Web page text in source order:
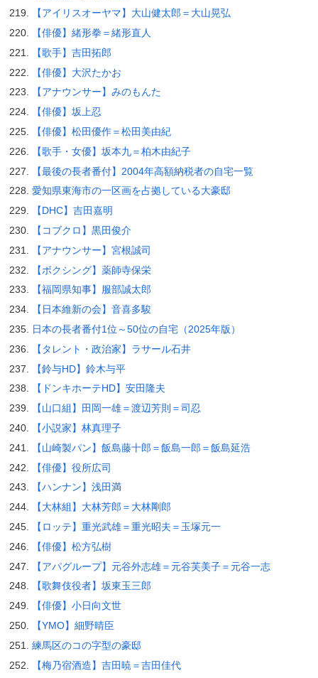
【アイリスオーヤマ】大山健太郎＝大山晃弘
【俳優】緒形拳＝緒形直人
【歌手】吉田拓郎
【俳優】大沢たかお
【アナウンサー】みのもんた
【俳優】坂上忍
【俳優】松田優作＝松田美由紀
【歌手・女優】坂本九＝柏木由紀子
【最後の長者番付】2004年高額納税者の自宅一覧
愛知県東海市の一区画を占拠している大豪邸
【DHC】吉田嘉明
【コブクロ】黒田俊介
【アナウンサー】宮根誠司
【ボクシング】薬師寺保栄
【福岡県知事】服部誠太郎
【日本維新の会】音喜多駿
日本の長者番付1位～50位の自宅（2025年版）
【タレント・政治家】ラサール石井
【鈴与HD】鈴木与平
【ドンキホーテHD】安田隆夫
【山口組】田岡一雄＝渡辺芳則＝司忍
【小説家】林真理子
【山崎製パン】飯島藤十郎＝飯島一郎＝飯島延浩
【俳優】役所広司
【ハンナン】浅田満
【大林組】大林芳郎＝大林剛郎
【ロッテ】重光武雄＝重光昭夫＝玉塚元一
【俳優】松方弘樹
【アパグループ】元谷外志雄＝元谷芙美子＝元谷一志
【歌舞伎役者】坂東玉三郎
【俳優】小日向文世
【YMO】細野晴臣
練馬区のコの字型の豪邸
【梅乃宿酒造】吉田暁＝吉田佳代